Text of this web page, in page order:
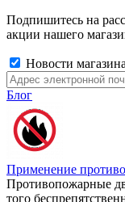
Подпишитесь на
акции нашего
Новости магазина
Блог
Применение
Противопожарные
того